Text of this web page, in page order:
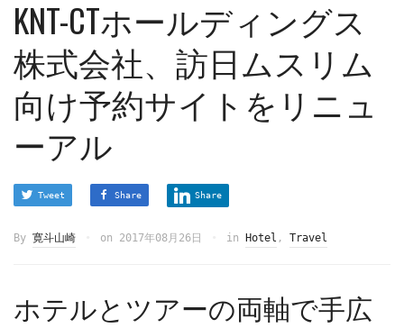
KNT-CTホールディングス
株式会社、訪日ムスリム
向け予約サイトをリニュ
ーアル
Tweet Share Share
By 寛斗山崎 on 2017年08月26日 in Hotel , Travel
ホテルとツアーの両軸で手広